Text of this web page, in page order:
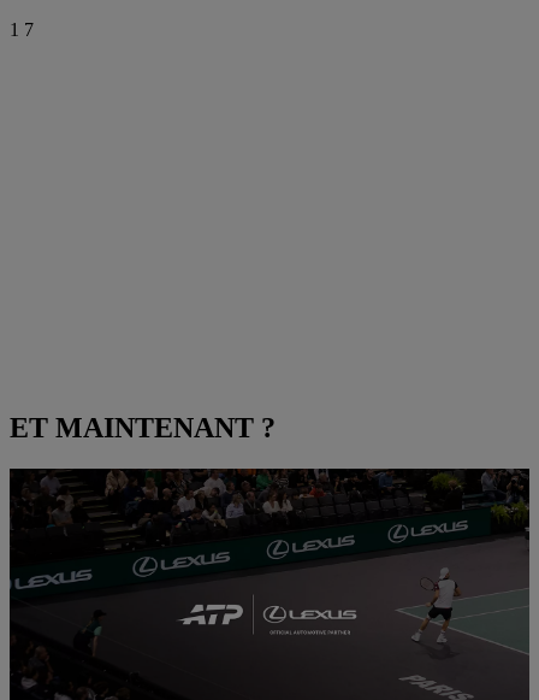
1 7
ET MAINTENANT ?